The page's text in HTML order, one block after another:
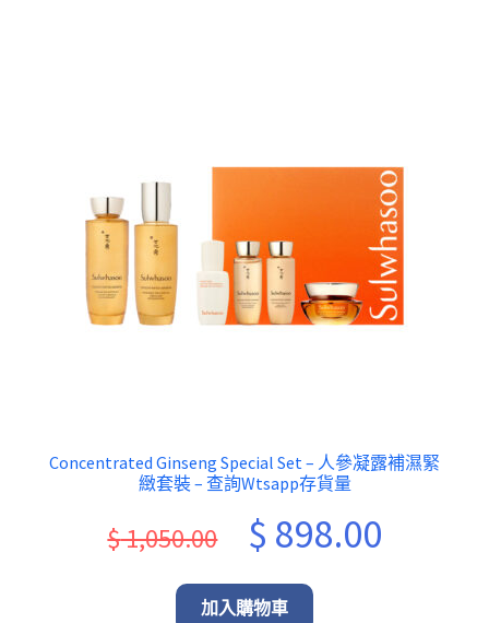
Concentrated Ginseng Special Set – 人參凝露補濕緊
緻套裝 – 查詢Wtsapp存貨量
$1,050.00
Original
price
was:
$ 898.00Current
加入購物車